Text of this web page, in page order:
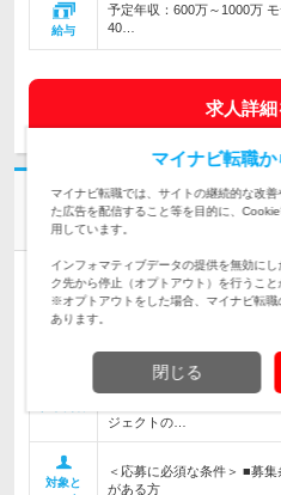
給与
予定年収：600万～1000万
40…
求人詳細
社名非公開
【すぐに海外就業可】土木コン
人材紹介 学歴不問
情報更新日：2024/08/26 終了予定日：
おすすめ求人
■仕事内容 ・海外プロジェ
早い段階からのPM業務を想
ジェクトの…
対象と
＜応募に必須な条件＞ ■募
がある方
マイナビ転職
マイナビ転職では、サイトの継続的な改
た広告を配信すること等を目的に、
用しています。
インフォマティブデータの提供を無効に
ク先から停止（オプトアウト）を行うこと
※オプトアウトをした場合、マイナビ転
あります。
閉じる